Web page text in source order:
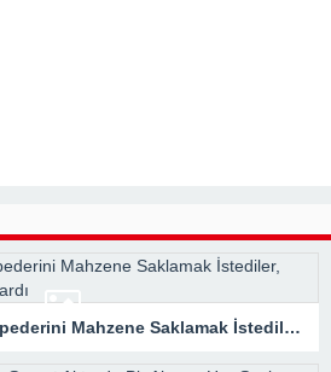
Hapisten Dönen Kayınpederini Mahzene Saklamak İstediler, Gelini Gerçeği Ortaya Çıkardı